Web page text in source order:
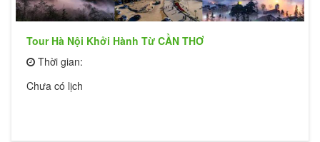
Tour Hà Nội Khởi Hành Từ CẦN THƠ
Thời gian:
Chưa có lịch